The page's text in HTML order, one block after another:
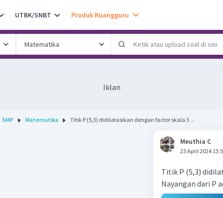
UTBK/SNBT Produk Ruangguru
Iklan
SMP Matematika Titik P (5,3) didilatasikan dengan factor skala 3 ...
Meuthia C
23 April 2024
Titik P (5,3)
Nayangan dari P